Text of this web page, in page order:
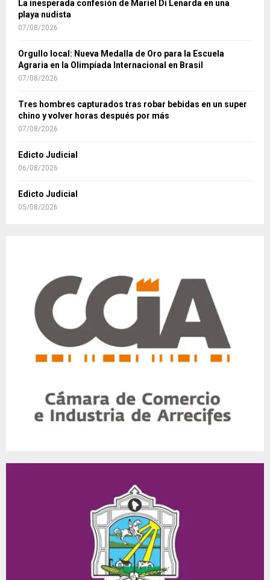
La inesperada confesión de Mariel Di Lenarda en una
playa nudista
07/08/2026
Orgullo local: Nueva Medalla de Oro para la Escuela
Agraria en la Olimpíada Internacional en Brasil
07/08/2026
Tres hombres capturados tras robar bebidas en un super
chino y volver horas después por más
07/08/2026
Edicto Judicial
06/08/2026
Edicto Judicial
05/08/2026